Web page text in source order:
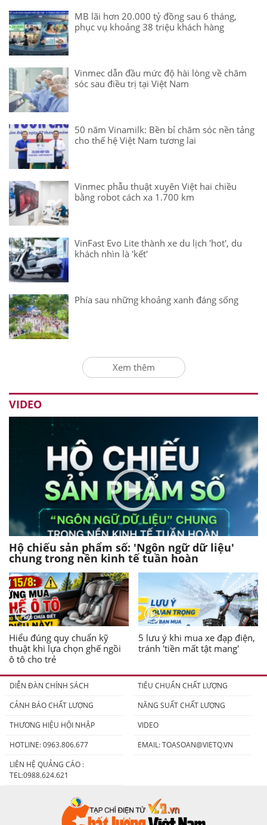
MB lãi hơn 20.000 tỷ đồng sau 6 tháng,
phục vụ khoảng 38 triệu khách hàng
Vinmec dẫn đầu mức độ hài lòng về chăm
sóc sau điều trị tại Việt Nam
50 năm Vinamilk: Bền bỉ chăm sóc nền tảng
cho thế hệ Việt Nam tương lai
Vinmec phẫu thuật xuyên Việt hai chiều
bằng robot cách xa 1.700 km
VinFast Evo Lite thành xe du lịch 'hot', du
khách nhìn là 'kết'
Phía sau những khoảng xanh đáng sống
Xem thêm
VIDEO
Hộ chiếu sản phẩm số: 'Ngôn ngữ dữ liệu'
chung trong nền kinh tế tuần hoàn
Hiểu đúng quy chuẩn kỹ
thuật khi lựa chọn ghế ngồi
ô tô cho trẻ
5 lưu ý khi mua xe đạp điện,
tránh 'tiền mất tật mang'
DIỄN ĐÀN CHÍNH SÁCH
TIÊU CHUẨN CHẤT LƯỢNG
CẢNH BÁO CHẤT LƯỢNG
NĂNG SUẤT CHẤT LƯỢNG
THƯƠNG HIỆU HỘI NHẬP
VIDEO
HOTLINE: 0963.806.677
EMAIL:TOASOAN@VIETQ.VN
LIÊN HỆ QUẢNG CÁO :
TEL:0988.624.621